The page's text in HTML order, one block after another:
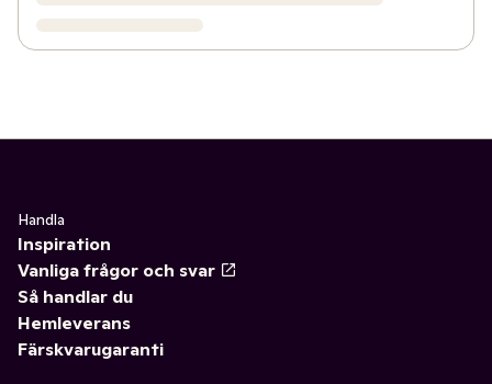
Handla
Inspiration
Vanliga frågor och svar
Så handlar du
Hemleverans
Färskvarugaranti